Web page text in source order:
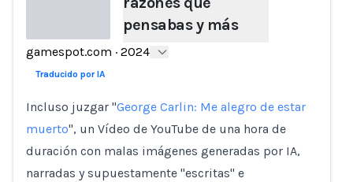
Loading...
pensabas y más
gamespot.com · 2024
Traducido por IA
Incluso juzgar "George Carlin: Me alegro de estar
muerto", un Vídeo de YouTube de una hora de
duración con malas imágenes generadas por IA,
narradas y supuestamente "escritas" e